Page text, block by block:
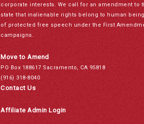
corporate interests. We call for an amendment to
state that inalienable rights belong to human
of protected free speech under the First
campaigns.
Move to Amend
PO Box 188617 Sacramento, CA 95818
(916) 318-8040
Contact Us
Affiliate Admin Login